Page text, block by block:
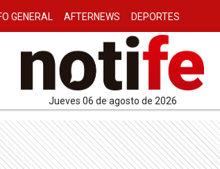
GENERAL AFTERNEWS DEPORTES
jueves 06 de agosto de 2026